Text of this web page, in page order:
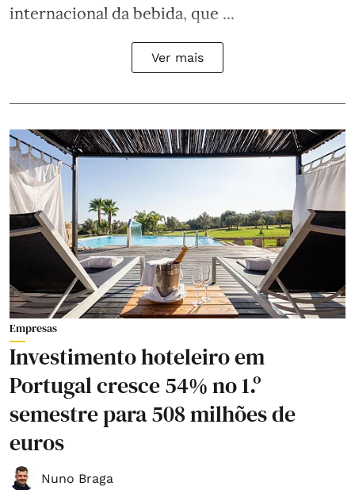
internacional da bebida, que ...
Ver mais
Empresas
Investimento hoteleiro em
Portugal cresce 54% no 1.º
semestre para 508 milhões de
euros
Nuno Braga